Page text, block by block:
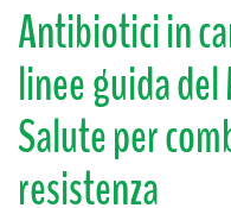
Antibiotici in
linee guida
Salute per
resistenza